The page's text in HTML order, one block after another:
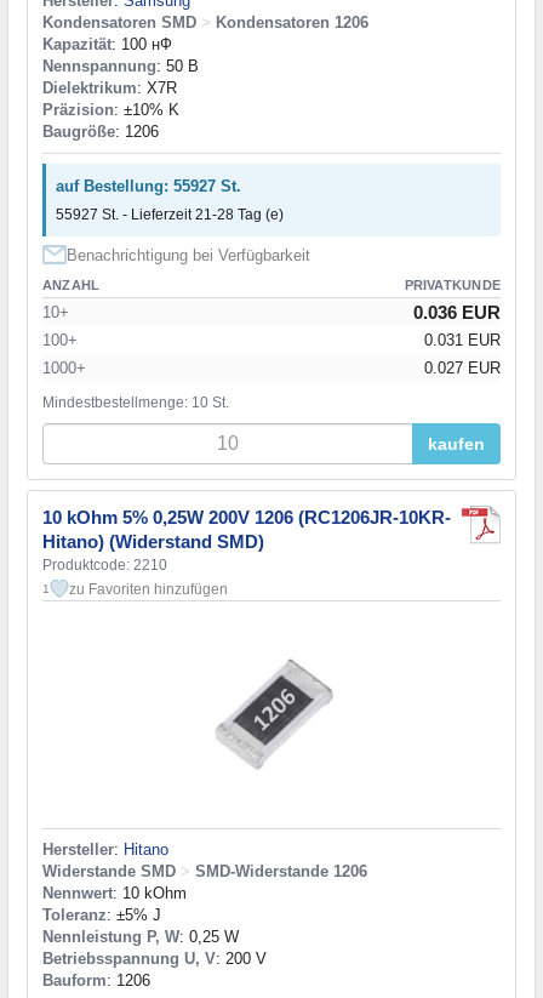
Kondensatoren SMD > Kondensatoren 1206
Kapazität: 100 нФ
Nennspannung: 50 В
Dielektrikum: X7R
Präzision: ±10% K
Baugröße: 1206
auf Bestellung: 55927 St.
55927 St. - Lieferzeit 21-28 Tag (e)
Benachrichtigung bei Verfügbarkeit
ANZAHL PRIVATKUNDE
10+ 0.036 EUR
100+
0.031 EUR
1000+
0.027 EUR
Mindestbestellmenge: 10 St.
kaufen
10 kOhm 5% 0,25W 200V 1206 (RC1206JR-10KR-
Hitano) (Widerstand SMD)
Produktcode: 2210
1 zu Favoriten hinzufügen
Hersteller: Hitano
Widerstande SMD > SMD-Widerstande 1206
Nennwert: 10 kOhm
Toleranz: ±5% J
Nennleistung P, W: 0,25 W
Betriebsspannung U, V: 200 V
Bauform: 1206